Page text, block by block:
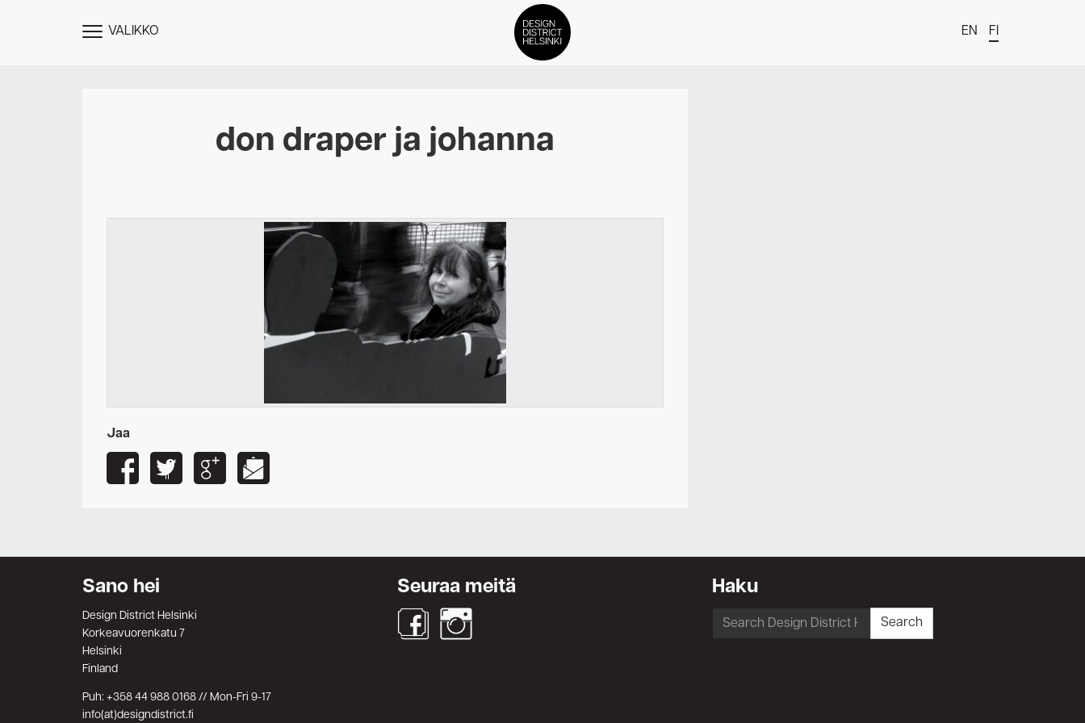
NÄYTÄVALIKKO EN FI
Jäsenet
Uutiset
Medialle
Meistä
Design District Helsingin jäsenyydestä
Ota yhteyttä
don draper ja johanna
Jaa
Sano hei
Design District Helsinki
Korkeavuorenkatu 7
Helsinki
Finland
Puh: +358 44 988 0168 // Mon-Fri 9-17
info(at)designdistrict.fi
Seuraa meitä Haku
Search
Search